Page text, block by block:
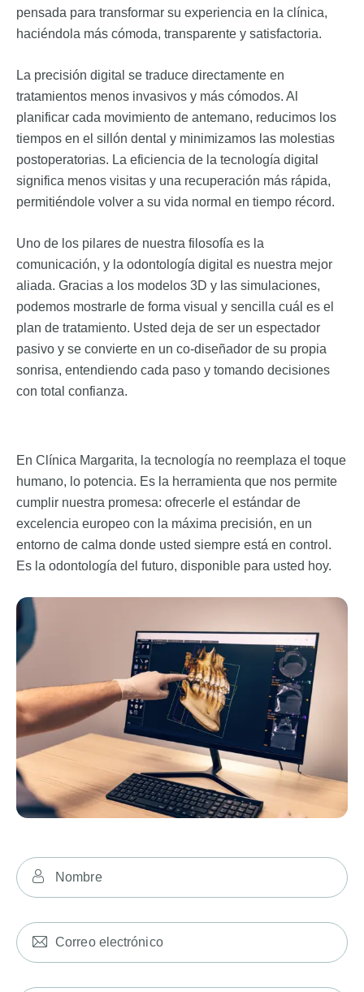
pensada para transformar su experiencia en la clínica,
haciéndola más cómoda, transparente y satisfactoria.
La precisión digital se traduce directamente en
tratamientos menos invasivos y más cómodos. Al
planificar cada movimiento de antemano, reducimos los
tiempos en el sillón dental y minimizamos las molestias
postoperatorias. La eficiencia de la tecnología digital
significa menos visitas y una recuperación más rápida,
permitiéndole volver a su vida normal en tiempo récord.
Uno de los pilares de nuestra filosofía es la
comunicación, y la odontología digital es nuestra mejor
aliada. Gracias a los modelos 3D y las simulaciones,
podemos mostrarle de forma visual y sencilla cuál es el
plan de tratamiento. Usted deja de ser un espectador
pasivo y se convierte en un co-diseñador de su propia
sonrisa, entendiendo cada paso y tomando decisiones
con total confianza.
En Clínica Margarita, la tecnología no reemplaza el toque
humano, lo potencia. Es la herramienta que nos permite
cumplir nuestra promesa: ofrecerle el estándar de
excelencia europeo con la máxima precisión, en un
entorno de calma donde usted siempre está en control.
Es la odontología del futuro, disponible para usted hoy.